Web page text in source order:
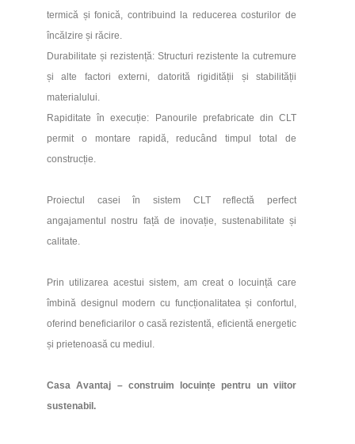
termică și fonică, contribuind la reducerea costurilor de
încălzire și răcire.
Durabilitate și rezistență: Structuri rezistente la cutremure
și alte factori externi, datorită rigidității și stabilității
materialului.
Rapiditate în execuție: Panourile prefabricate din CLT
permit o montare rapidă, reducând timpul total de
construcție.
Proiectul casei în sistem CLT reflectă perfect
angajamentul nostru față de inovație, sustenabilitate și
calitate.
Prin utilizarea acestui sistem, am creat o locuință care
îmbină designul modern cu funcționalitatea și confortul,
oferind beneficiarilor o casă rezistentă, eficientă energetic
și prietenoasă cu mediul.
Casa Avantaj – construim locuințe pentru un viitor
sustenabil.